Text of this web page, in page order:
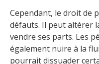
Cependant, le droit de
défauts. Il peut altérer
vendre ses parts. Les
également nuire à la
pourrait dissuader